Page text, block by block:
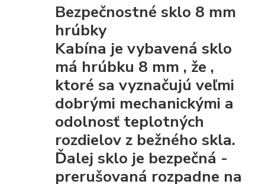
Bezpečnostné sklo 8 mm
hrúbky
Kabína je vybavenásklo
má hrúbku 8 mm , že ,
ktoré sa vyznačujú veľmi
dobrými mechanickými a
odolnosť teplotných
rozdielov z bežného skla.
Ďalej sklo je bezpečná -
prerušovaná rozpadne na